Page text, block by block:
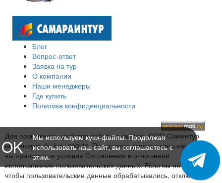
Блог
Вопрос-ответ
Заявка на тур
О компании
Наши менеджеры
Где купить
Политика конфиденциальности
Для повышения удобства работы с сайтом, ООО Саминтур
использует файлы cookie. Продолжая использовать наш сайт,
вы принимаете условия Соглашения в отношении
использования пользовательских данных. Если вы не хотите,
чтобы пользовательские данные обрабатывались, отключите
OK
Мы используем куки-файлы. Продолжая
использовать наш сайт, вы соглашаетесь с
этим.